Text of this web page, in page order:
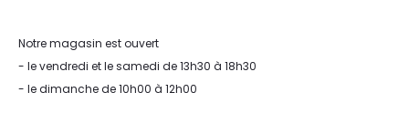
Notre magasin est ouvert
- le vendredi et le samedi de 13h30 à 18h30
- le dimanche de 10h00 à 12h00